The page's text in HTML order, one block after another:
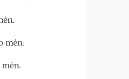
mėn.